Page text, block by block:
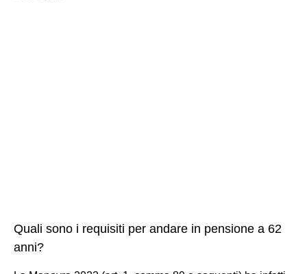
Quali sono i requisiti per andare in pensione a 62
anni?